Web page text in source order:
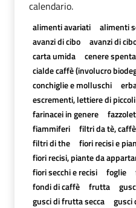
calendario.
alimenti avariati
alimenti
avanzi di cibo
avanzi di
carta umida
cenere spenta
cialde caffè (involucro
conchiglie e molluschi
escrementi, lettiere di
farinacei in genere
fiammiferi
filtri da tè,
filtri di the
fiori recisi e
fiori recisi, piante da
fiori secchi e recisi
foglie
fondi di caffè
frutta
gusci di frutta secca
gusci